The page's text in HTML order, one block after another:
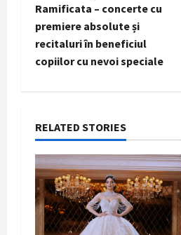
t
n
a
i
g
a
t
Ramificata – concerte cu
premiere absolute și
recitaluri în beneficiul
copiilor cu nevoi speciale
RELATED STORIES